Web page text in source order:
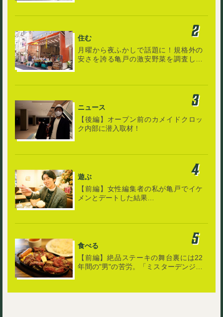
住む
月曜から夜ふかしで話題に！規格外の
安さを誇る亀戸の激安野菜を調査して
ニュース
【後編】オープン前のカメイドクロッ
ク内部に潜入取材！
遊ぶ
【前編】女性編集者の私が亀戸でイケ
メンとデートした結果…
食べる
【前編】絶品ステーキの舞台裏には22
年間の"男"の苦労。「ミスターデンジャ